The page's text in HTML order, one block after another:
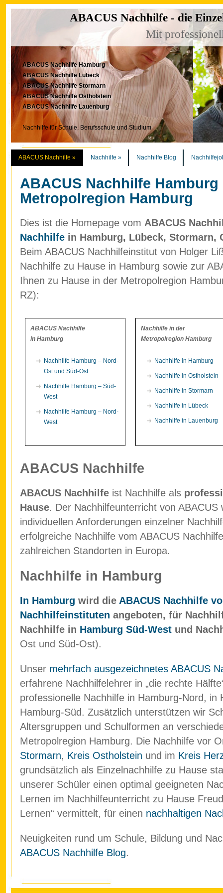
ABACUS Nachhilfe - die
Mit
ABACUS Nachhilfe Hamburg
ABACUS Nachhilfe Lübeck
ABACUS Nachhilfe Stormarn
ABACUS Nachhilfe Ostholstein
ABACUS Nachhilfe Lauenburg
Nachhilfe für Schule, Berufsschule und Studium
ABACUS Nachhilfe » Nachhilfe » Nachhilfe Blog
ABACUS Nachhilfe Hamburg
Metropolregion Hamburg
Dies ist die Homepage vom ABACUS
Nachhilfe in Hamburg, Lübeck, Stormarn,
Beim ABACUS Nachhilfeinstitut von Holger
Nachhilfe zu Hause in Hamburg sowie zur
Ihnen zu Hause in der Metropolregion
RZ):
ABACUS Nachhilfe
in Hamburg
Nachhilfe Hamburg – Nord-
Ost und Süd-Ost
Nachhilfe Hamburg – Süd-
West
Nachhilfe Hamburg – Nord-
West
Nachhilfe in der
Metropolregion Hamburg
Nachhilfe in Hamburg
Nachhilfe in Ostholstein
Nachhilfe in Stormarn
Nachhilfe in Lübeck
Nachhilfe in Lauenburg
ABACUS Nachhilfe
ABACUS Nachhilfe ist Nachhilfe als
Hause. Der Nachhilfeunterricht von
individuellen Anforderungen einzelner
erfolgreiche Nachhilfe vom ABACUS
zahlreichen Standorten in Europa.
Nachhilfe in Hamburg
In Hamburg wird die ABACUS Nachhilfe
Nachhilfeinstituten angeboten, für
Nachhilfe in Hamburg Süd-West und
Ost und Süd-Ost).
Unser mehrfach ausgezeichnetes ABACUS
erfahrene Nachhilfelehrer in „die rechte
professionelle Nachhilfe in Hamburg-Nord, in
Hamburg-Süd. Zusätzlich unterstützen wir
Altersgruppen und Schulformen an
Metropolregion Hamburg. Die Nachhilfe vor
Stormarn, Kreis Ostholstein und im Kreis
grundsätzlich als Einzelnachhilfe zu Hause
unserer Schüler einen optimal geeigneten
Lernen im Nachhilfeunterricht zu Hause
Lernen“ vermittelt, für einen nachhaltigen
Neuigkeiten rund um Schule, Bildung und
ABACUS Nachhilfe Blog.